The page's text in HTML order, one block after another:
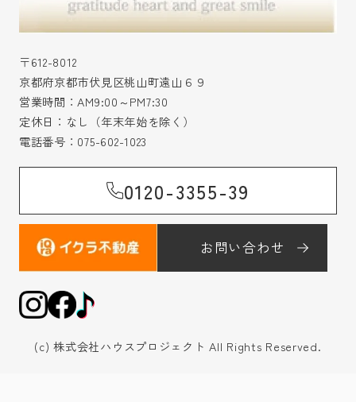
〒612-8012
京都府京都市伏見区桃山町遠山６９
営業時間：AM9:00～PM7:30
定休日：なし（年末年始を除く）
電話番号： 075-602-1023
0120-3355-39
お問い合わせ
(c) 株式会社ハウスプロジェクト All Rights Reserved.